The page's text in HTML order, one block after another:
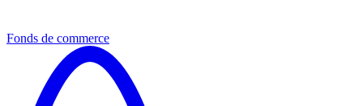
Fonds de commerce